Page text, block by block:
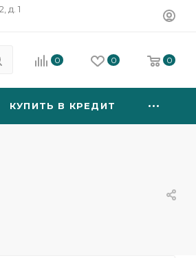
д. 1
0 0 0
КУПИТЬ В КРЕДИТ